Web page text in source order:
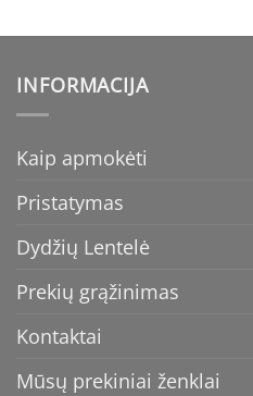
€24.95.€19.96.
INFORMACIJA
Kaip apmokėti
Pristatymas
Dydžių Lentelė
Prekių grąžinimas
Kontaktai
Mūsų prekiniai ženklai